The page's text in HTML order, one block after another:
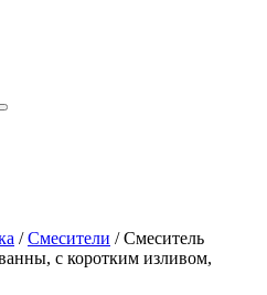
/Смесители /Смеситель
с коротким изливом,